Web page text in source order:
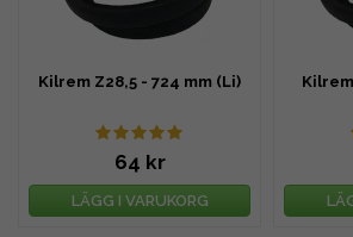
Kilrem Z28,5 - 724 mm (Li)
64 kr
LÄGG I VARUKORG